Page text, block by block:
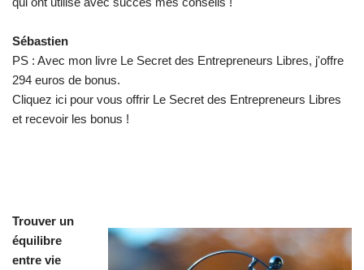
Sébastien
PS : Avec mon livre Le Secret des Entrepreneurs Libres, j'offre
294 euros de bonus.
Cliquez ici pour vous offrir Le Secret des Entrepreneurs Libres
et recevoir les bonus !
Trouver un
équilibre
entre vie